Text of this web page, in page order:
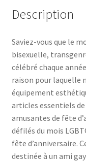
Description
Saviez-vous que le
bisexuelle,
célébré chaque
raison pour laquelle
équipement
articles essentiels
amusantes de fête
défilés du mois
fête d’anniversaire.
destinée à un ami